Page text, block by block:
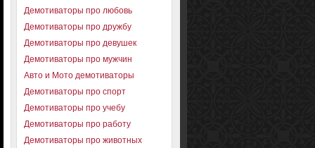
Демотиваторы про любовь
Демотиваторы про дружбу
Демотиваторы про девушек
Демотиваторы про мужчин
Авто и Мото демотиваторы
Демотиваторы про спорт
Демотиваторы про учебу
Демотиваторы про работу
Демотиваторы про животных